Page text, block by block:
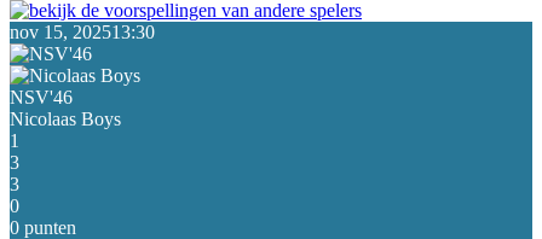
nov 15, 202513:30
NSV'46
Nicolaas Boys
1
3
3
0
0 punten